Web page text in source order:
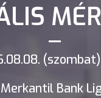
Merkantil Bank